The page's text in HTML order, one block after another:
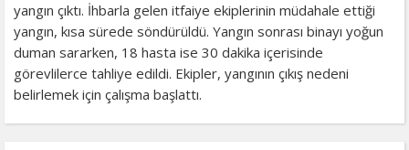
yangın çıktı. İhbarla gelen itfaiye ekiplerinin müdahale ettiği
yangın, kısa sürede söndürüldü. Yangın sonrası binayı yoğun
duman sararken, 18 hasta ise 30 dakika içerisinde
görevlilerce tahliye edildi. Ekipler, yangının çıkış nedeni
belirlemek için çalışma başlattı.